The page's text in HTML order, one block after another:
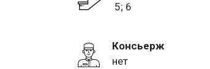
5; 6
Консьерж
нет